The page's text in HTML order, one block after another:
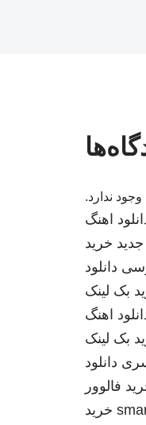
ندارد.
اهنگ
جدید خرید
دانلود
بک لینک
اهنگ
بک لینک
دانلود
فالوور
خرید